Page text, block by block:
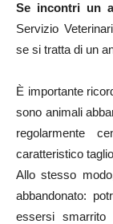
Se incontri un
Servizio
se si tratta di un
È importante
sono animali
regolarmente
caratteristico
Allo stesso
abbandonato:
essersi